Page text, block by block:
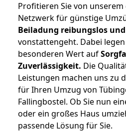
Profitieren Sie von
Netzwerk für günstige
Beiladung reibungslos
vonstattengeht. Dabei
besonderen Wert auf
Zuverlässigkeit. Die
Leistungen machen uns zu
für Ihren Umzug von
Fallingbostel. Ob Sie nun
oder ein großes Haus
passende Lösung für Sie.